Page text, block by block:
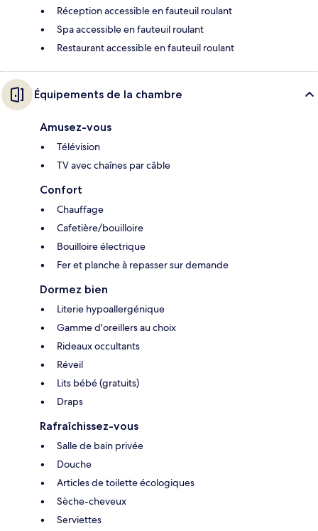
Réception accessible en fauteuil roulant
Spa accessible en fauteuil roulant
Restaurant accessible en fauteuil roulant
Équipements de la chambre
Amusez-vous
Télévision
TV avec chaînes par câble
Confort
Chauffage
Cafetière/bouilloire
Bouilloire électrique
Fer et planche à repasser sur demande
Dormez bien
Literie hypoallergénique
Gamme d'oreillers au choix
Rideaux occultants
Réveil
Lits bébé (gratuits)
Draps
Rafraîchissez-vous
Salle de bain privée
Douche
Articles de toilette écologiques
Sèche-cheveux
Serviettes